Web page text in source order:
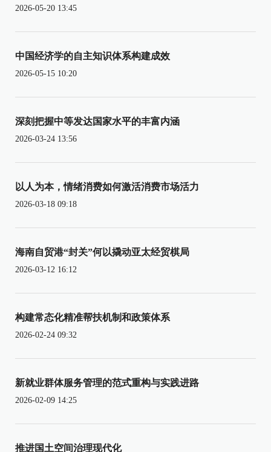
2026-05-20 13:45
中国经济学的自主知识体系构建成效
2026-05-15 10:20
深刻把握中等发达国家水平的丰富内涵
2026-03-24 13:56
以人为本，情绪消费如何激活消费市场活力
2026-03-18 09:18
海南自贸港“封关”何以撬动亚太经贸棋局
2026-03-12 16:12
构建常态化精准帮扶机制和政策体系
2026-02-24 09:32
新就业群体服务管理的范式重构与实践进路
2026-02-09 14:25
推进国土空间治理现代化